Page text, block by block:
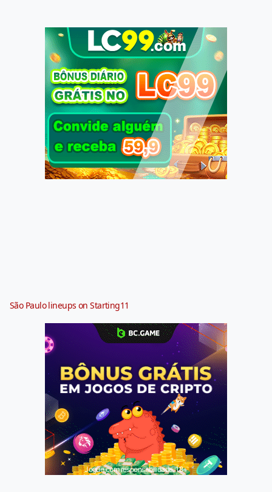
São Paulo lineups on Starting11
Jogue com responsabilidade. 18+